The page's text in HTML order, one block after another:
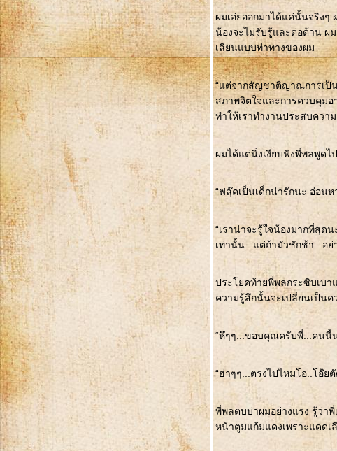
ผมเอ่ยออกมาได้แค่นั้นจริงๆ
น้องจะไม่รับรู้และต่อต้าน ผ
เลียนแบบท่าทางของผม
“แต่จากสัญชาติญาณการเป็น
สภาพจิตใจและการควบคุม
ทำให้เราทำงานประสบควา
ผมได้แต่นิ่งเงียบฟังพี่พลพูดไ
“ฟลุ๊คเป็นเด็กน่ารักนะ อ่อน
“เราน่าจะรู้ใจน้องมากที่สุด
เท่านั้น...แต่ถ้ามัวชักช้า...อย่
ประโยคท้ายพี่พลกระซิบเบ
ความรู้สึกนั้นจะเปลี่ยนเป็นค
“หึๆๆ...ขอบคุณครับพี่...คนนี้
“ฮ่าๆๆ...ตรงไปไหมโอ..โอ๊ย
พี่พลตบบ่าผมอย่างแรง รู้ว่า
หน้าตูมแก้มแดงเพราะแดดเ